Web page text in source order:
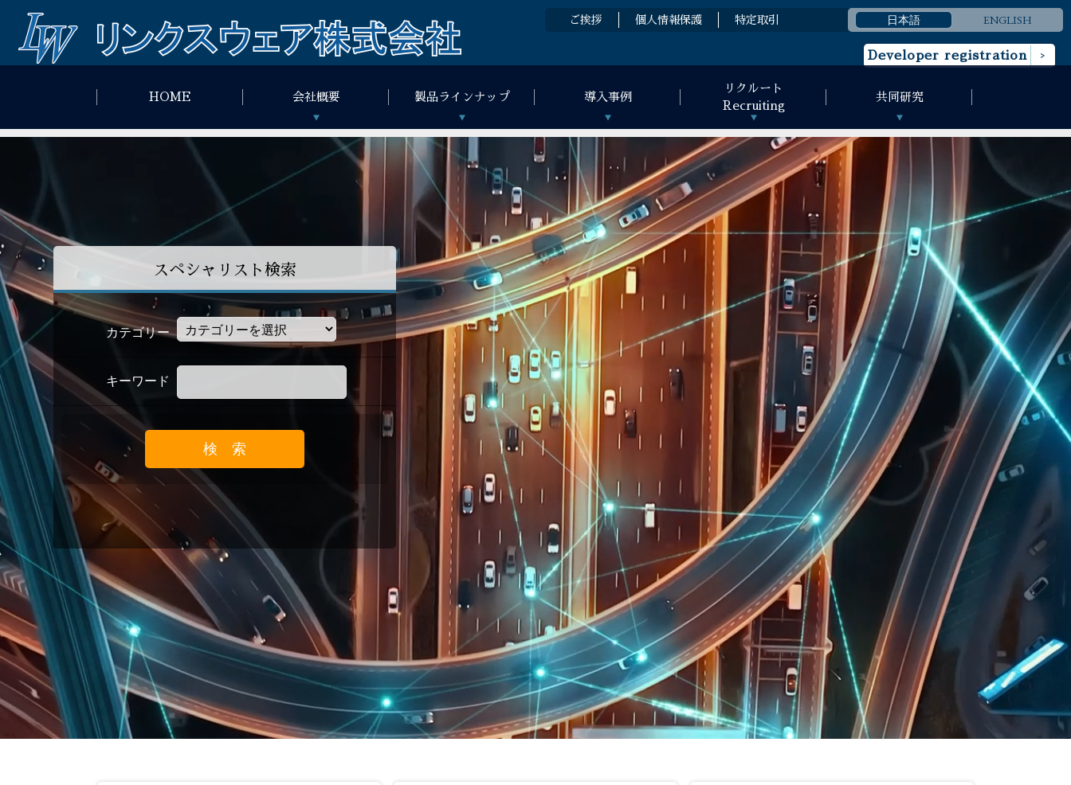
ご挨拶 個人情報保護 特定取引 日本語 ENGLISH
Developer registration
HOME 会社概要 製品ラインナップ 導入事例
リクルート
Recruiting
共同研究
スペシャリスト検索
カテゴリー
キーワード